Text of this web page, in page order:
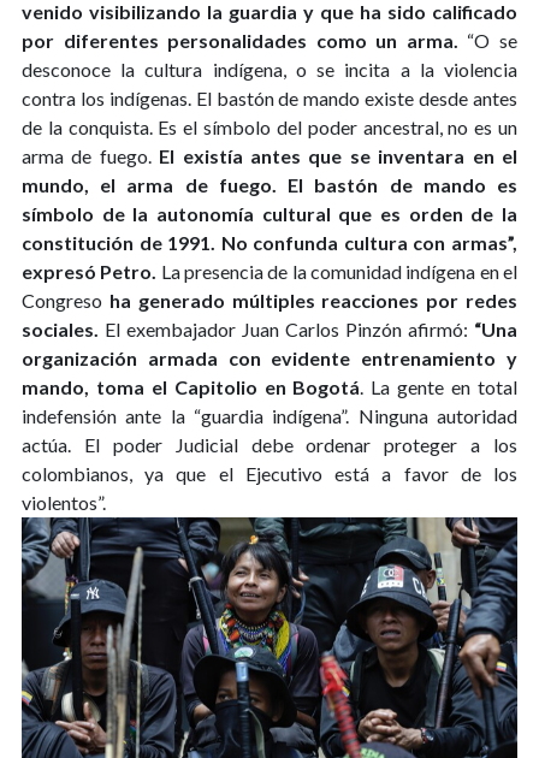
venido visibilizando la guardia y que ha sido calificado
por diferentes personalidades como un arma.
“O se
desconoce la cultura indígena, o se incita a la violencia
contra los indígenas. El bastón de mando existe desde antes
de la conquista. Es el símbolo del poder ancestral, no es un
arma de fuego. El existía antes que se inventara en el
mundo, el arma de fuego. El bastón de mando es
símbolo de la autonomía cultural que es orden de la
constitución de 1991. No confunda cultura con armas”,
expresó Petro. La presencia de la comunidad indígena en el
Congreso ha generado múltiples reacciones por redes
sociales. El exembajador Juan Carlos Pinzón afirmó: “Una
organización armada con evidente entrenamiento y
mando, toma el Capitolio en Bogotá . La gente en total
indefensión ante la “guardia indígena”. Ninguna autoridad
actúa. El poder Judicial debe ordenar proteger a los
colombianos, ya que el Ejecutivo está a favor de los
violentos”.